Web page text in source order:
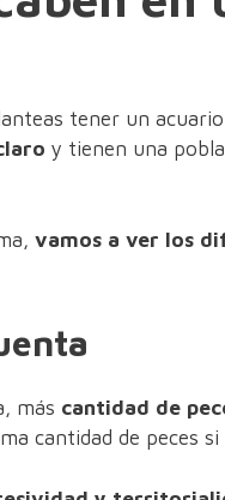
tener un
y tienen una
vamos a ver los
más cantidad de
cantidad de peces si